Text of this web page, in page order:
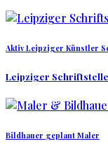
AktivLeipziger Künstler
Leipziger
Bildhauer geplant Maler